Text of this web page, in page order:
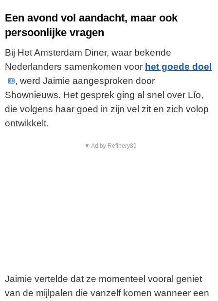
Een avond vol aandacht, maar ook
persoonlijke vragen
Bij Het Amsterdam Diner, waar bekende
Nederlanders samenkomen voor het goede doel
, werd Jaimie aangesproken door
Shownieuws. Het gesprek ging al snel over Lío,
die volgens haar goed in zijn vel zit en zich volop
ontwikkelt.
▼ Ad by Refinery89
Jaimie vertelde dat ze momenteel vooral geniet
van de mijlpalen die vanzelf komen wanneer een